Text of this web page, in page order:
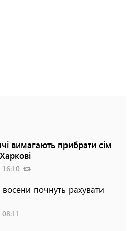
вимагають прибрати сім
почнуть рахувати